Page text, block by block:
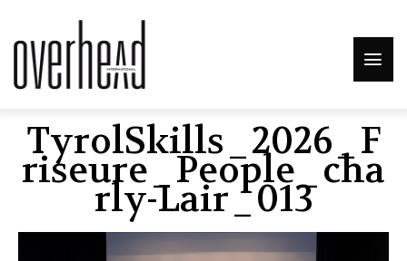
TyrolSkills_2026_F
Riseure_People_cha
Rly-Lair_013